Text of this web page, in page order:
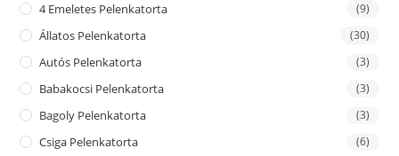
4 Emeletes Pelenkatorta (9)
Állatos Pelenkatorta (30)
Autós Pelenkatorta (3)
Babakocsi Pelenkatorta (3)
Bagoly Pelenkatorta (3)
Csiga Pelenkatorta (6)